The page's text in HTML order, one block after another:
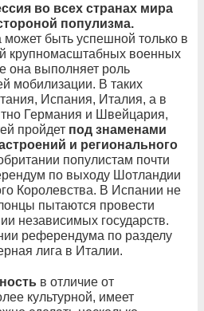
во всех странах мира
популизма.
может быть успешной только в
крупномасштабных военных
она выполняет роль
мобилизации. В таких
Испания, Италия, а в
Германия и Швейцария,
пройдет под знаменами
и регионального
популистам почти
по выходу Шотландии
Королевства. В Испании не
пытаются провести
независимых государств.
референдума по разделу
лига в Италии.
в отличие от
культурной, имеет